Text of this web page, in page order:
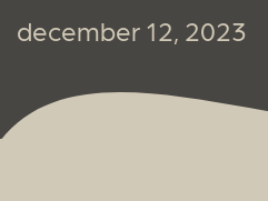
december 12, 2023